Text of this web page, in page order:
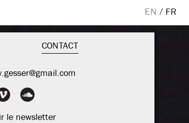
EN / FR
CONTACT
le newsletter